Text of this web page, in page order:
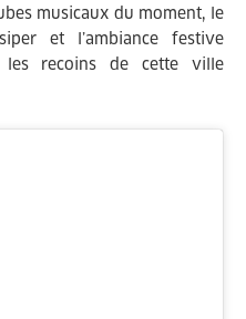
musicaux du moment, le
et l’ambiance festive
les recoins de cette ville